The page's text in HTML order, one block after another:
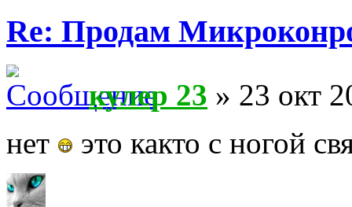
Re: Продам
кулер 23 » 23 окт
нет
это както с ногой